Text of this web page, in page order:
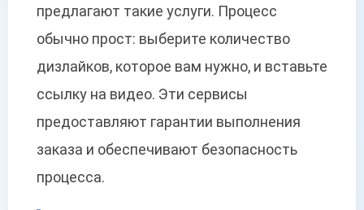
предлагают такие услуги. Процесс
обычно прост: выберите количество
дизлайков, которое вам нужно, и вставьте
ссылку на видео. Эти сервисы
предоставляют гарантии выполнения
заказа и обеспечивают безопасность
процесса.